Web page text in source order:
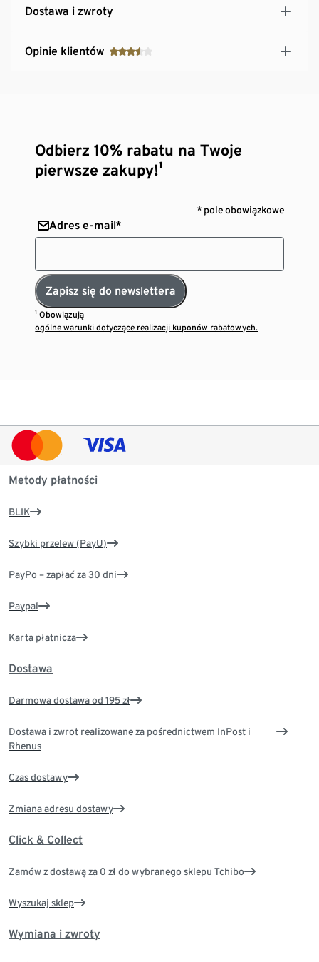
Dostawa i zwroty
Opinie klientów
Odbierz 10% rabatu na Twoje
pierwsze zakupy!¹
* pole obowiązkowe
Adres e-mail*
Zapisz się do newslettera
¹ Obowiązują
ogólne warunki dotyczące realizacji kuponów rabatowych.
Metody płatności
BLIK
Szybki przelew (PayU)
PayPo – zapłać za 30 dni
Paypal
Karta płatnicza
Dostawa
Darmowa dostawa od 195 zł
Dostawa i zwrot realizowane za pośrednictwem InPost i
Rhenus
Czas dostawy
Zmiana adresu dostawy
Click & Collect
Zamów z dostawą za 0 zł do wybranego sklepu Tchibo
Wyszukaj sklep
Wymiana i zwroty